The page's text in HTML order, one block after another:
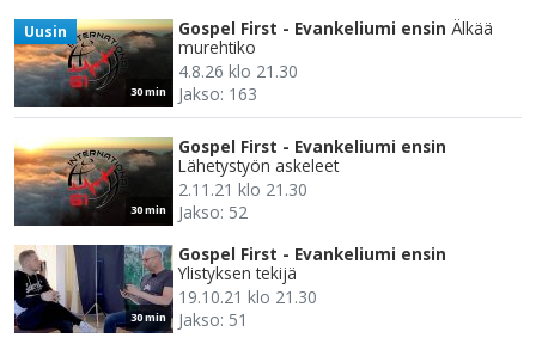
30 min
Uusin Gospel First - Evankeliumi ensin Älkää
murehtiko
4.8.26 klo 21.30
Jakso: 163
30 min
Gospel First - Evankeliumi ensin
Lähetystyön askeleet
2.11.21 klo 21.30
Jakso: 52
30 min
Gospel First - Evankeliumi ensin
Ylistyksen tekijä
19.10.21 klo 21.30
Jakso: 51